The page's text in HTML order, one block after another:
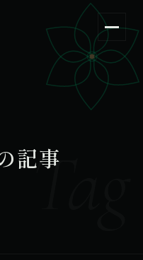
EN
Tag
記事